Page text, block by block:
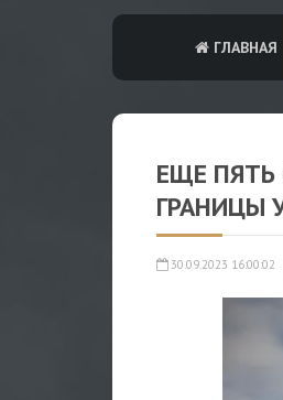
ГЛАВНАЯ
ЕЩЕ ПЯТЬ
ГРАНИЦЫ
30.09.2023 16:00:02